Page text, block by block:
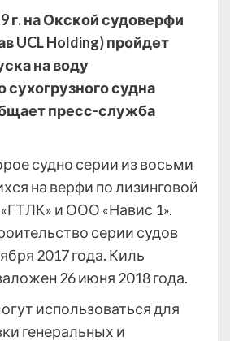
г. на Окской судоверфи
UCL Holding) пройдет
на воду
сухогрузного судна
пресс-служба
судно серии из восьми
на верфи по лизинговой
и ООО «Навис 1».
серии судов
2017 года. Киль
26 июня 2018 года.
использоваться для
генеральных и